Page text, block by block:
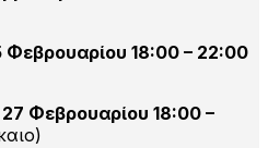
Φεβρουαρίου 18:00 – 22:00
Φεβρουαρίου 18:00 –